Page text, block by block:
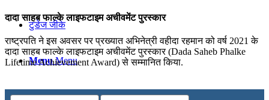
टुडेज जीके
Menu Menu
दादा साहब फाल्के लाइफटाइम अचीवमेंट पुरस्कार
राष्‍ट्रपति ने इस अवसर पर प्रख्‍यात अभिनेत्री वहीदा रहमान को वर्ष 2021 के
दादा साहब फाल्के लाइफटाइम अचीवमेंट पुरस्कार (Dada Saheb Phalke
Lifetime Achievement Award) से सम्मानित किया.